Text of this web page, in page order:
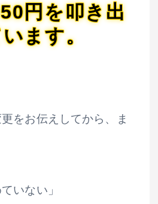
円を叩き出
ます。
をお伝えしてから、ま
いない」